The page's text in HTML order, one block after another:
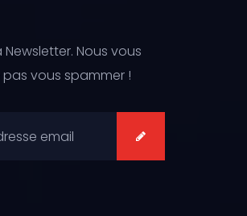
Nous vous
vous spammer !